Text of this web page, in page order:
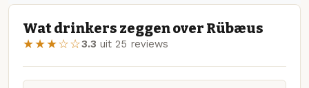
Wat drinkers zeggen over Rübæus
★★★☆☆3.3 uit 25 reviews